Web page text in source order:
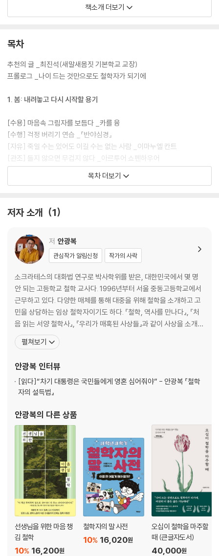
는 22가지 삶의 태도를 전한다.
있다.” 행동하는 철학자 최진석은 이 책으로 지금 바로 철학과 마주할 것을
의 전성기가 끝났다는 생각에 우울해하는 중년에게 이 책은 지나온 길을
사랑하고, 다가올 미래를 환대할 용기를 줄 것이다.
책소개 더보기
목차
추천의 글 _최진석(새말새몸짓 기본학교 교장)
프롤로그 _나이 드는 것만으로도 철학자가 되기에
1. 봄: 내려놓고 다시 시작할 용기
[수용] 마음속 그림자를 보듬다 _카를 융
[수행] 걱정 버리기 연습 _『반야심경』
[자유] 죽일 수는 있어도 이길 수는 없는 사람 _이마누엘 칸트
[관조] 들지 않으면 무겁지 않다 _아르투어 쇼펜하우어
[지성] 오십의 품위는 어디에서 오는가 _미셀 드 몽테뉴
[권력] 시간을 이기는 권력은 없다 _에피쿠로스
[욕정] 감정의 격랑을 이기는 법 _키케로
[단련] 부와 명예로부터 자유로워지다 _에픽테토스
[초연] 벌어질 일은 벌어지게 두라 _마르쿠스 아우렐리우스
3. 가을: 성숙이라는 이름의 성장
[고요] 자연을 닮아가는 삶 _알랭 드 보통
[의지] 꿈이 있는 한, 삶은 여전히 뜨겁다 _파스칼 브뤼크네르
[성실] 실패할지라도, 좋은 사람이 되려 노력하라 _공자
[정직] 어디서든 존경받는 사람들의 비밀 _애덤 스미스
[행복] 가장 좋은 날은 아직 오지 않았다 _조너선 라우시
4. 겨울: 성찰로 깊어지는 지혜
[순응] 운명과 말다툼하지 말라 _세네카
[탐구] 지적 호기심을 회복하다 _버트런드 러셀
[검소] 우아하게 가난해지는 법 _에피쿠로스
[성장] 꼰대로 퇴보하지 않도록 _아리스토텔레스
[변화] 뿌리는 어떻게 만들어지는가 _시몬 베유
[희망] 어떤 노인이 되고 싶은가 _헤르만 헤세
에필로그 _여전히 더 좋은 삶은 가능하다
그림 출처
목차 더보기
저자 소개 1
저 안광복
관심작가 알림신청 작가의 사락
소크라테스의 대화법 연구로 박사학위를 받은, 대한민국에서 몇 명
안 되는 고등학교 철학 교사다. 1996년부터 서울 중동고등학교에서
근무하고 있다. 다양한 매체를 통해 대중을 위해 철학을 소개하고 고
민을 상담하는 임상 철학자이기도 하다. 『철학, 역사를 만나다』, 『처
음 읽는 서양 철학사』, 『우리가 매혹된 사상들』과 같이 사상을 소개하
는 책들을, 『나는 이 질문이 불편하다』, 『철학에게 미래를 묻다』 등 인
문학적 관점에서 시대의 문제를 탐구하는 책들을, 그리고 『서툰 인생
같이 일상의 절박함을 풀어 주는
펼쳐보기
안광복 인터뷰
[읽다]“차기 대통령은 국민들에게 영혼 심어줘야” - 안광복 『철학
자의 설득법』
안광복의 다른 상품
선생님을 위한 마음 챙
김 철학
16,200원
10%
철학자의 말 사전
16,020원
10%
오십이 철학을 마주할
때 (큰글자도서)
40,000원